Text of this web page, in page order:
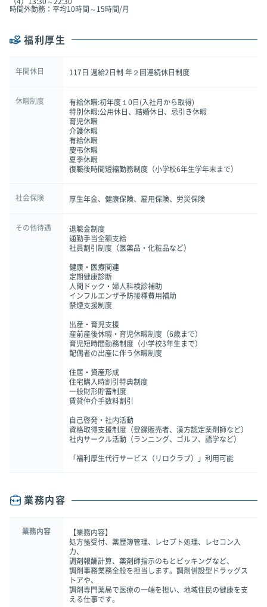
時間外勤務：平均10時間～15時間/月
福利厚生
年間休日 117日 週給2日制 年２回連続休日制度
休暇制度
有給休暇:初年度１0日(入社月から取得)
特別休暇:公用休日、結婚休日、忌引き休暇
育児休暇
介護休暇
有給休暇
慶弔休暇
夏季休暇
復職後時間短縮勤務制度（小学校6年生学年末まで）
社会保険 厚生年金、健康保険、雇用保険、労災保険
その他待遇
退職金制度
通勤手当全額支給
社員割引制度（医薬品・化粧品など）
健康・医療関連
定期健康診断
人間ドック・婦人科検診補助
インフルエンザ予防接種費用補助
禁煙支援制度
出産・育児支援
産前産後休暇・育児休暇制度（6歳まで）
育児短時間勤務制度（小学校3年生まで）
配偶者の出産に伴う休暇制度
住居・資産形成
住宅購入時割引特典制度
一般財形貯蓄制度
賃貸仲介手数料割引
自己啓発・社内活動
資格取得支援制度（登録販売者、漢方認定薬剤師など）
社内サークル活動（ランニング、ゴルフ、語学など）
「福利厚生代行サービス（リロクラブ）」利用可能
業務内容
業務内容
【業務内容】
処方箋受付、薬歴簿管理、レセプト処理、レセコン入
力、
調剤報酬計算、薬剤師指示のもとピッキングなど、
調剤事務業務全般を担当します。調剤併設型ドラッグス
トアや、
調剤専門薬局で医療の一端を担い、地域住民の健康を支
える仕事です。